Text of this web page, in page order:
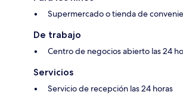
Supermercado o tienda de
De trabajo
Centro de negocios abierto las 24
Servicios
Servicio de recepción las 24 horas